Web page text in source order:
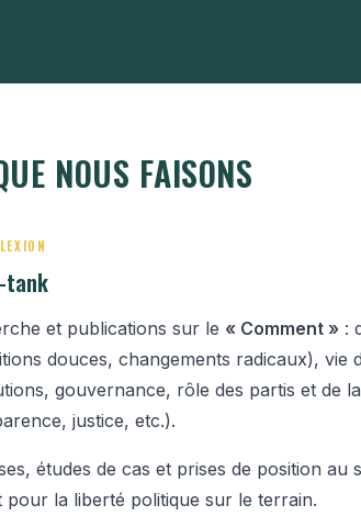
NOUS FAISONS
tank
et publications sur le « Comment » :
douces, changements radicaux), vie
gouvernance, rôle des partis et de
justice, etc.).
études de cas et prises de position au
pour la liberté politique sur le terrain.